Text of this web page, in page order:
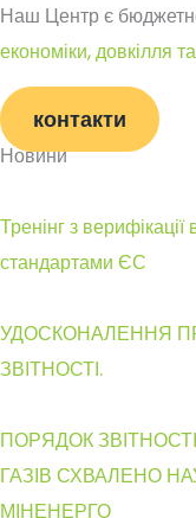
Наш Центр є
економіки, довкілля
контакти
Новини
Тренінг з
стандартами ЄС
УДОСКОНАЛЕННЯ
ЗВІТНОСТІ.
ПОРЯДОК
ГАЗІВ СХВАЛЕНО
МІНЕНЕРГО